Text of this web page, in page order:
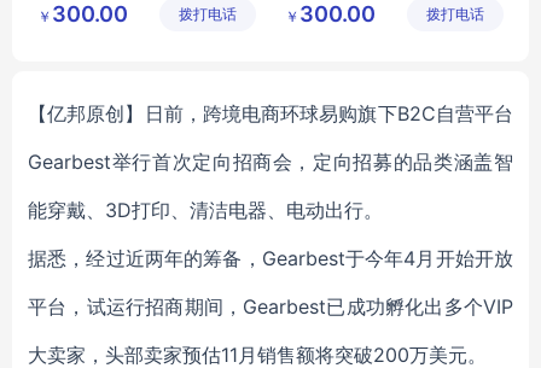
席梦思弹簧垫
裕轩床垫
￥ 300.00 拨打电话
席梦思弹簧垫
裕轩床垫
￥ 300.00 拨打电话
【亿邦原创】日前，跨境电商环球易购旗下B2C自营平台
Gearbest举行首次定向招商会，定向招募的品类涵盖智
能穿戴、3D打印、清洁电器、电动出行。
据悉，经过近两年的筹备，Gearbest于今年4月开始开放
平台，试运行招商期间，Gearbest已成功孵化出多个VIP
大卖家，头部卖家预估11月销售额将突破200万美元。